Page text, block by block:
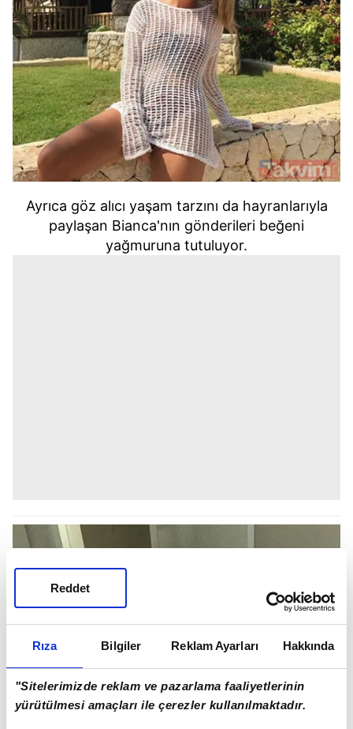
Rıza Bilgiler Reklam Ayarları Hakkında
"Sitelerimizde reklam ve pazarlama faaliyetlerinin
yürütülmesi amaçları ile çerezler kullanılmaktadır.
Reddet
Ayrıca göz alıcı yaşam tarzını da hayranlarıyla
paylaşan Bianca'nın gönderileri beğeni
yağmuruna tutuluyor.